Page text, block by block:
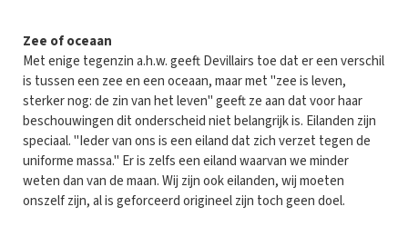
Zee of oceaan
Met enige tegenzin a.h.w. geeft Devillairs toe dat er een verschil
is tussen een zee en een oceaan, maar met "zee is leven,
sterker nog: de zin van het leven" geeft ze aan dat voor haar
beschouwingen dit onderscheid niet belangrijk is. Eilanden zijn
speciaal. "Ieder van ons is een eiland dat zich verzet tegen de
uniforme massa." Er is zelfs een eiland waarvan we minder
weten dan van de maan. Wij zijn ook eilanden, wij moeten
onszelf zijn, al is geforceerd origineel zijn toch geen doel.